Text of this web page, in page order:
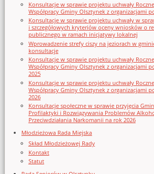
Konsultacje w sprawie projektu uchwały
Współpracy Gminy Olsztynek z organizacjami
Konsultacje w sprawie projektu uchwały w
i szczegółowych kryteriów oceny wniosków o
publicznego w ramach inicjatywy lokalnej
Wprowadzenie strefy ciszy na jeziorach w
konsultacje
Konsultacje w sprawie projektu uchwały
Współpracy Gminy Olsztynek z organizacjami
2025
Konsultacje w sprawie projektu uchwały
Współpracy Gminy Olsztynek z organizacjami
2026
Konsultacje społeczne w sprawie przyjęcia
Profilaktyki i Rozwiązywania Problemów
Przeciwdziałania Narkomanii na rok 2026
Młodzieżowa Rada Miejska
Skład Młodzieżowej Rady
Kontakt
Statut